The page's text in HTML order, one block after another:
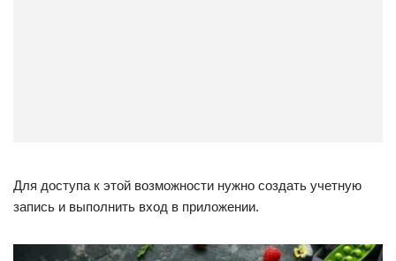
Для доступа к этой возможности нужно создать учетную
запись и выполнить вход в приложении.